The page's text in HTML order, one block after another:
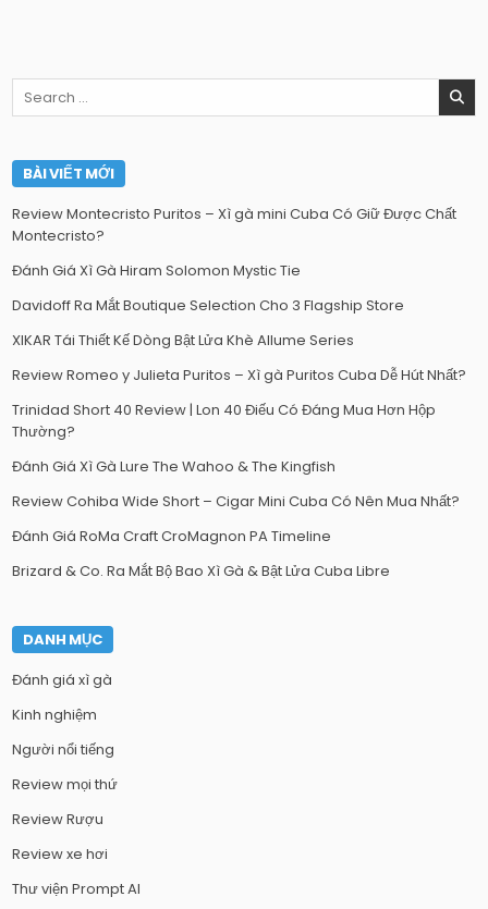
Search
for:
BÀI VIẾT MỚI
Review Montecristo Puritos – Xì gà mini Cuba Có Giữ Được Chất
Montecristo?
Đánh Giá Xì Gà Hiram Solomon Mystic Tie
Davidoff Ra Mắt Boutique Selection Cho 3 Flagship Store
XIKAR Tái Thiết Kế Dòng Bật Lửa Khè Allume Series
Review Romeo y Julieta Puritos – Xì gà Puritos Cuba Dễ Hút Nhất?
Trinidad Short 40 Review | Lon 40 Điếu Có Đáng Mua Hơn Hộp
Thường?
Đánh Giá Xì Gà Lure The Wahoo & The Kingfish
Review Cohiba Wide Short – Cigar Mini Cuba Có Nên Mua Nhất?
Đánh Giá RoMa Craft CroMagnon PA Timeline
Brizard & Co. Ra Mắt Bộ Bao Xì Gà & Bật Lửa Cuba Libre
DANH MỤC
Đánh giá xì gà
Kinh nghiệm
Người nổi tiếng
Review mọi thứ
Review Rượu
Review xe hơi
Thư viện Prompt AI